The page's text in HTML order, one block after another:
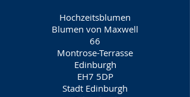
Hochzeitsblumen
Blumen von Maxwell
66
Montrose-Terrasse
Edinburgh
EH7 5DP
Stadt Edinburgh